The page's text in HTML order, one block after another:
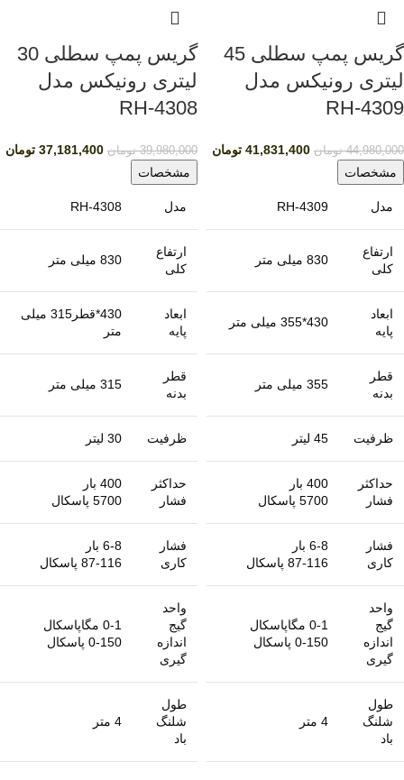
گریس پمپ سطلی 45
لیتری رونیکس مدل
RH-4309
44,980,000 تومان 41,831,400 تومان
مشخصات
مدل RH-4309
ارتفاع
کلی
830 میلی متر
ابعاد
پایه
430*355 میلی متر
قطر
بدنه
355 میلی متر
ظرفیت 45 لیتر
حداکثر
فشار
400 بار
5700 پاسکال
فشار
کاری
6-8 بار
87-116 پاسکال
واحد
گیج
اندازه
گیری
0-1 مگاپاسکال
0-150 پاسکال
طول
شلنگ
باد
4 متر
گریس پمپ سطلی 30
لیتری رونیکس مدل
RH-4308
39,980,000 تومان 37,181,400 تومان
مشخصات
مدل RH-4308
ارتفاع
کلی
830 میلی متر
ابعاد
پایه
430*قطر315 میلی
متر
قطر
بدنه
315 میلی متر
ظرفیت 30 لیتر
حداکثر
فشار
400 بار
5700 پاسکال
فشار
کاری
6-8 بار
87-116 پاسکال
واحد
گیج
اندازه
گیری
0-1 مگاپاسکال
0-150 پاسکال
طول
شلنگ
باد
4 متر